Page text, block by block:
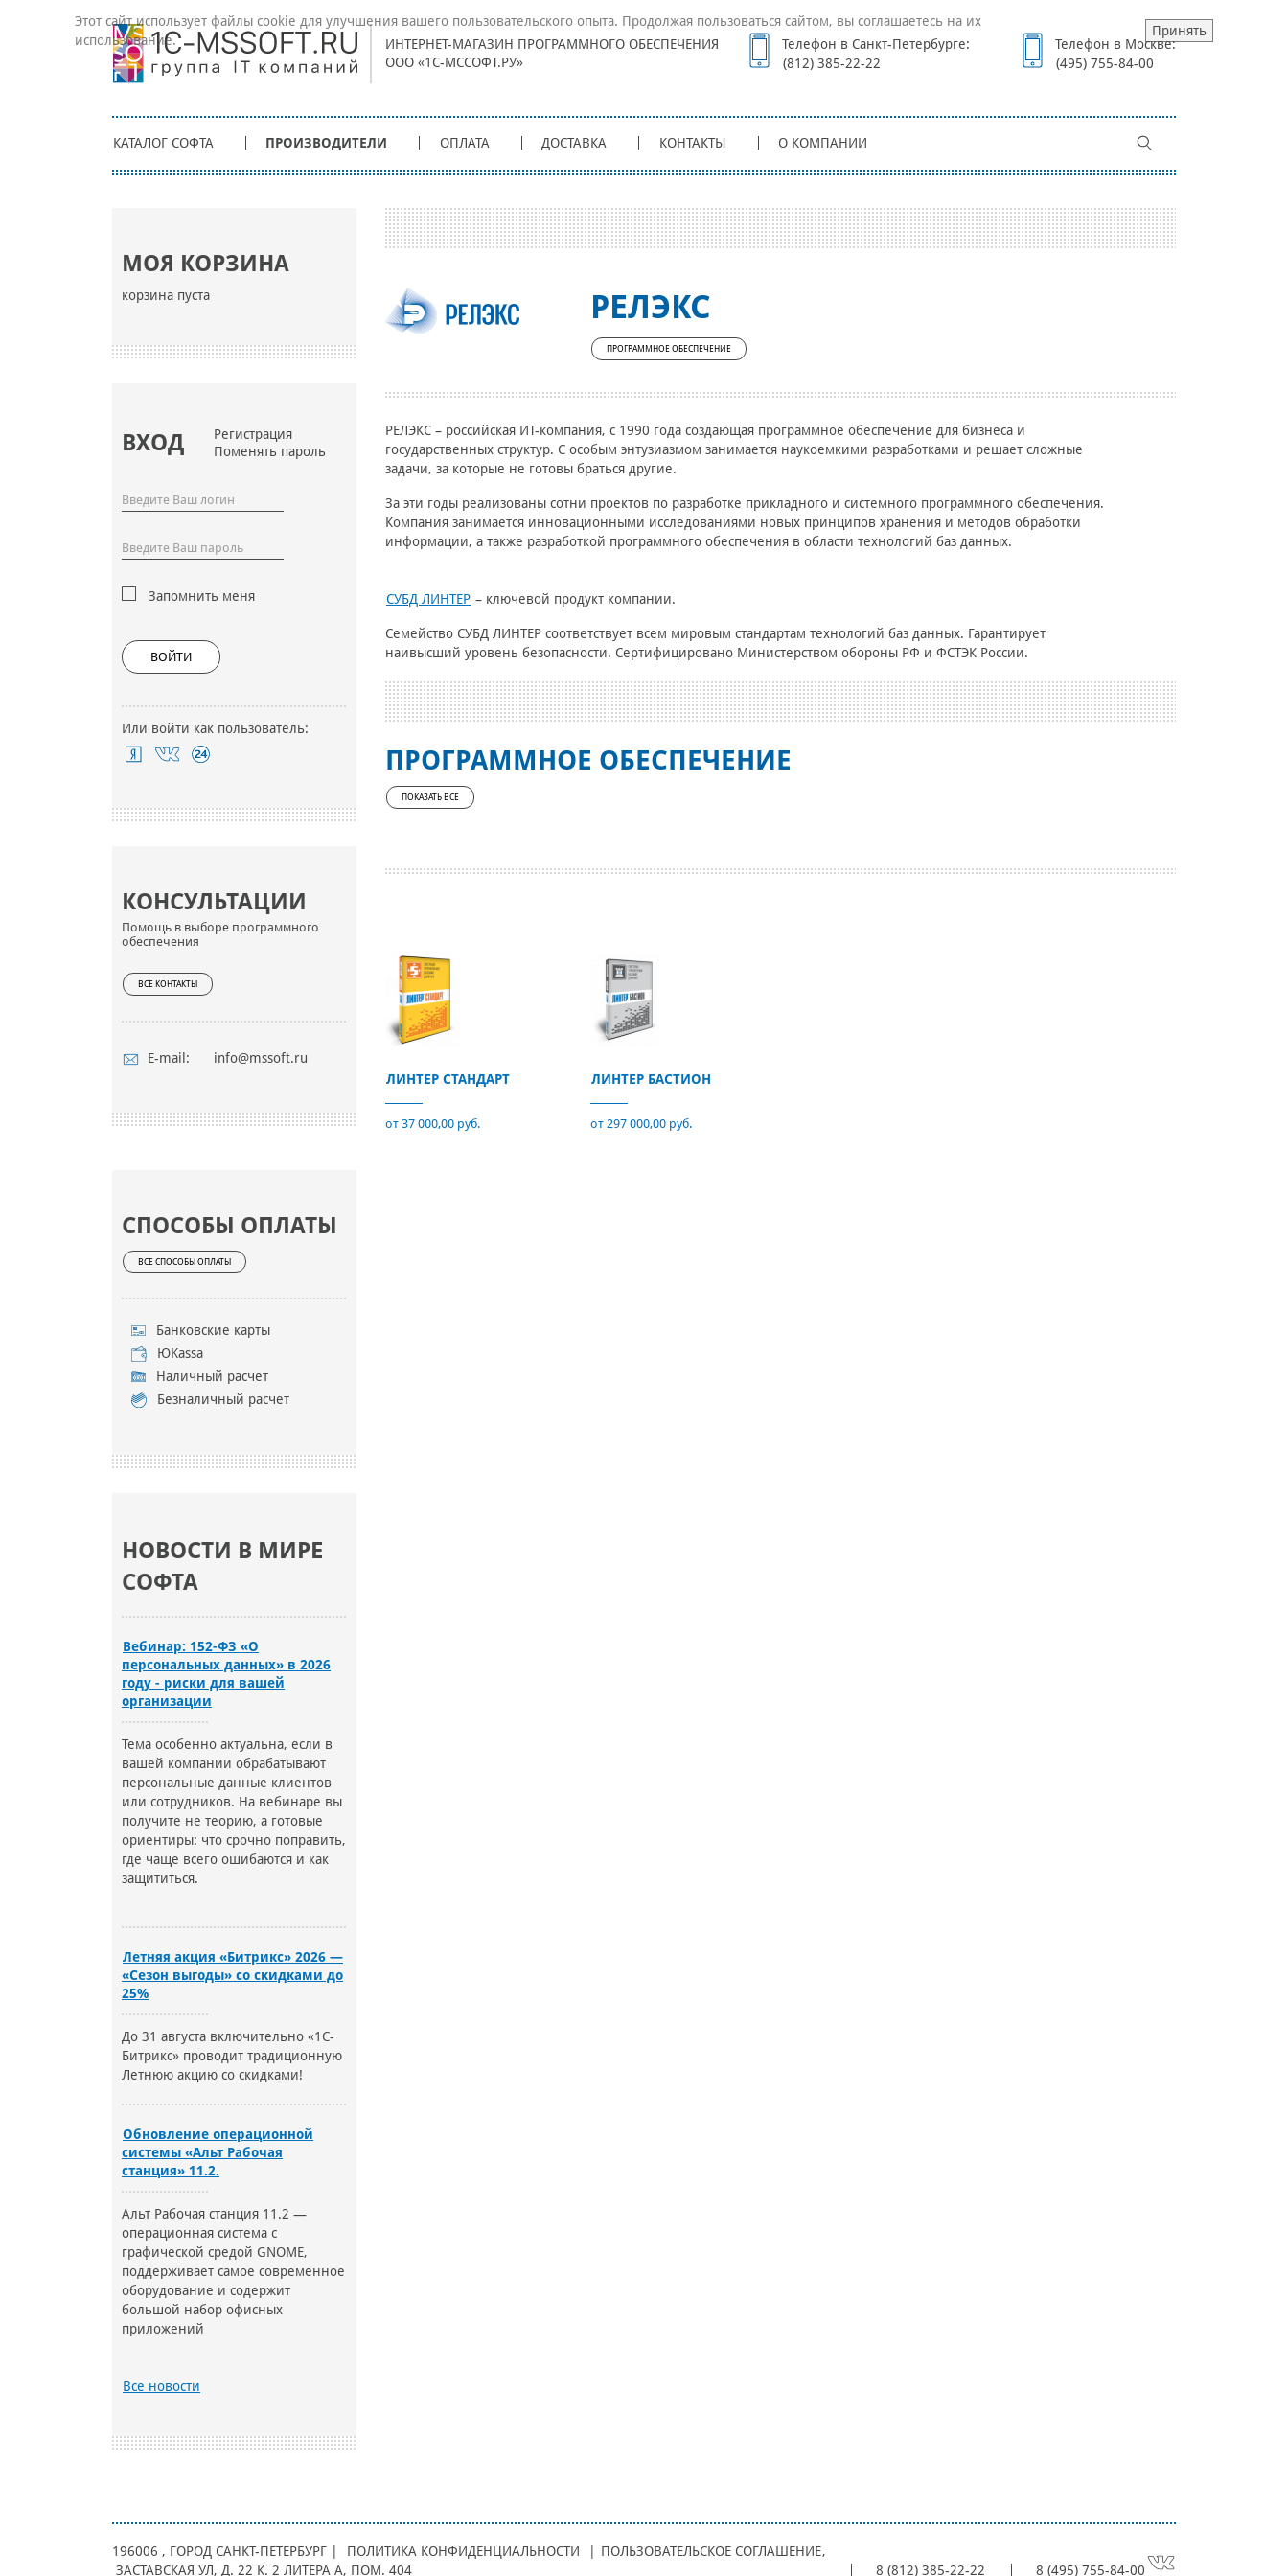
ИНТЕРНЕТ-МАГАЗИН ПРОГРАММНОГО ОБЕСПЕЧЕНИЯ
ООО «1С-МССОФТ.РУ»
Телефон в Санкт-Петербурге:
(812) 385-22-22
Телефон в Москве:
(495) 755-84-00
КАТАЛОГ СОФТА ПРОИЗВОДИТЕЛИ ОПЛАТА ДОСТАВКА КОНТАКТЫ О КОМПАНИИ
МОЯ КОРЗИНА
корзина пуста
ВХОД
Регистрация
Поменять пароль
Запомнить меня
ВОЙТИ
Или войти как пользователь:
КОНСУЛЬТАЦИИ
Помощь в выборе программного
обеспечения
ВСЕ КОНТАКТЫ
E-mail: info@mssoft.ru
СПОСОБЫ ОПЛАТЫ
ВСЕ СПОСОБЫ ОПЛАТЫ
Банковские карты
ЮKassa
Наличный расчет
Безналичный расчет
НОВОСТИ В МИРЕ
СОФТА
Вебинар: 152-ФЗ «О
персональных данных» в 2026
году - риски для вашей
организации
Тема особенно актуальна, если в
вашей компании обрабатывают
персональные данные клиентов
или сотрудников. На вебинаре вы
получите не теорию, а готовые
ориентиры: что срочно поправить,
где чаще всего ошибаются и как
защититься.
Летняя акция «Битрикс» 2026 —
«Сезон выгоды» со скидками до
25%
До 31 августа включительно «1С-
Битрикс» проводит традиционную
Летнюю акцию со скидками!
Обновление операционной
системы «Альт Рабочая
станция» 11.2.
Альт Рабочая станция 11.2 —
операционная система с
графической средой GNOME,
поддерживает самое современное
оборудование и содержит
большой набор офисных
приложений
Все новости
РЕЛЭКС
ПРОГРАММНОЕ ОБЕСПЕЧЕНИЕ
РЕЛЭКС – российская ИТ-компания, c 1990 года создающая программное обеспечение для бизнеса и
государственных структур. С особым энтузиазмом занимается наукоемкими разработками и решает сложные
задачи, за которые не готовы браться другие.
За эти годы реализованы сотни проектов по разработке прикладного и системного программного обеспечения.
Компания занимается инновационными исследованиями новых принципов хранения и методов обработки
информации, а также разработкой программного обеспечения в области технологий баз данных.
СУБД ЛИНТЕР – ключевой продукт компании.
Семейство СУБД ЛИНТЕР соответствует всем мировым стандартам технологий баз данных. Гарантирует
наивысший уровень безопасности. Сертифицировано Министерством обороны РФ и ФСТЭК России.
ПРОГРАММНОЕ ОБЕСПЕЧЕНИЕ
ПОКАЗАТЬ ВСЕ
ЛИНТЕР СТАНДАРТ
от 37 000,00 руб.
ЛИНТЕР БАСТИОН
от 297 000,00 руб.
196006 , ГОРОД САНКТ-ПЕТЕРБУРГ | ПОЛИТИКА КОНФИДЕНЦИАЛЬНОСТИ ПОЛЬЗОВАТЕЛЬСКОЕ СОГЛАШЕНИЕ,
ЗАСТАВСКАЯ УЛ, Д. 22 К. 2 ЛИТЕРА А, ПОМ. 404
8 (812) 385-22-22 8 (495) 755-84-00
Этот сайт использует файлы cookie для улучшения вашего пользовательского опыта. Продолжая пользоваться сайтом, вы соглашаетесь на их
использование.
Принять